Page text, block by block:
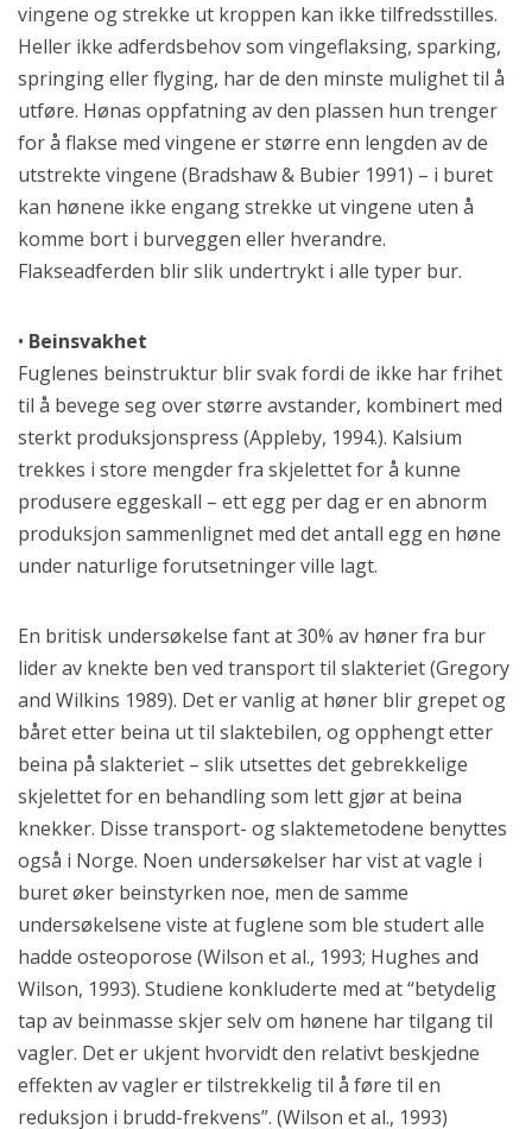
vingene og strekke ut kroppen kan ikke tilfredsstilles.
Heller ikke adferdsbehov som vingeflaksing, sparking,
springing eller flyging, har de den minste mulighet til å
utføre. Hønas oppfatning av den plassen hun trenger
for å flakse med vingene er større enn lengden av de
utstrekte vingene (Bradshaw & Bubier 1991) – i buret
kan hønene ikke engang strekke ut vingene uten å
komme bort i burveggen eller hverandre.
Flakseadferden blir slik undertrykt i alle typer bur.
• Beinsvakhet
Fuglenes beinstruktur blir svak fordi de ikke har frihet
til å bevege seg over større avstander, kombinert med
sterkt produksjonspress (Appleby, 1994.). Kalsium
trekkes i store mengder fra skjelettet for å kunne
produsere eggeskall – ett egg per dag er en abnorm
produksjon sammenlignet med det antall egg en høne
under naturlige forutsetninger ville lagt.
En britisk undersøkelse fant at 30% av høner fra bur
lider av knekte ben ved transport til slakteriet (Gregory
and Wilkins 1989). Det er vanlig at høner blir grepet og
båret etter beina ut til slaktebilen, og opphengt etter
beina på slakteriet – slik utsettes det gebrekkelige
skjelettet for en behandling som lett gjør at beina
knekker. Disse transport- og slaktemetodene benyttes
også i Norge. Noen undersøkelser har vist at vagle i
buret øker beinstyrken noe, men de samme
undersøkelsene viste at fuglene som ble studert alle
hadde osteoporose (Wilson et al., 1993; Hughes and
Wilson, 1993). Studiene konkluderte med at “betydelig
tap av beinmasse skjer selv om hønene har tilgang til
vagler. Det er ukjent hvorvidt den relativt beskjedne
effekten av vagler er tilstrekkelig til å føre til en
reduksjon i brudd-frekvens”. (Wilson et al., 1993)